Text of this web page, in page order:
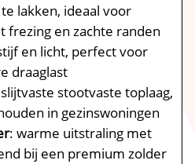
lakken, ideaal voor
frezing en zachte randen
en licht, perfect voor
draaglast
stootvaste toplaag,
in gezinswoningen
: warme uitstraling met
bij een premium zolder